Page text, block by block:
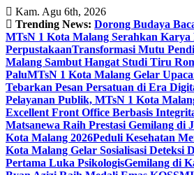
Skip
to
content
Kam. Agu 6th, 2026
Trending News: Dorong Budaya
MTsN 1 Kota Malang Serahkan Karya
PerpustakaanTransformasi Mutu
Malang Sambut Hangat Studi Tiru
PaluMTsN 1 Kota Malang Gelar
Tebarkan Pesan Persatuan di Era
Pelayanan Publik, MTsN 1 Kota
Excellent Front Office Berbasis
Matsanewa Raih Prestasi Gemilang di
Kota Malang 2026Peduli Kesehatan
Kota Malang Gelar Sosialisasi Deteksi
Pertama Luka PsikologisGemilang di